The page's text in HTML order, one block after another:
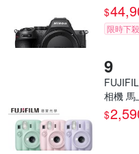
$
限時下殺
相機 馬
$